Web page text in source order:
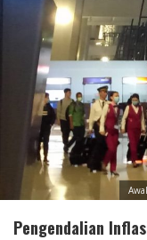
Pengendalian